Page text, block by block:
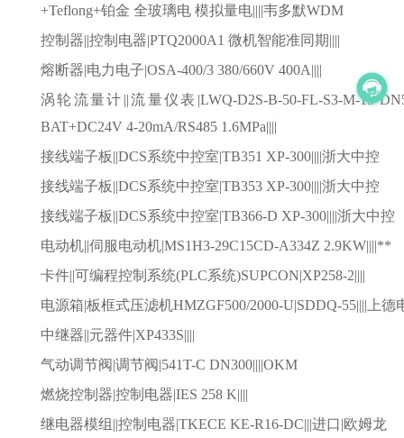
+Teflong+铂金 全玻璃电 模拟量电||||韦多默WDM
控制器||控制电器|PTQ2000A1 微机智能准同期||||
熔断器|电力电子|OSA-400/3 380/660V 400A||||
涡轮流量计 ||流量仪表|LWQ-D2S-B-50-FL-S3-M-15
BAT+DC24V 4-20mA/RS485 1.6MPa||||
接线端子板||DCS系统中控室|TB351 XP-300||||浙大中控
接线端子板||DCS系统中控室|TB353 XP-300||||浙大中控
接线端子板||DCS系统中控室|TB366-D XP-300||||浙大中控
电动机||伺服电动机|MS1H3-29C15CD-A334Z 2.9KW||||**
卡件||可编程控制系统(PLC系统)SUPCON|XP258-2||||
电源箱|板框式压滤机HMZGF500/2000-U|SDDQ-55||||上德
中继器||元器件|XP433S||||
气动调节阀|调节阀|541T-C DN300||||OKM
燃烧控制器|控制电器|IES 258 K||||
继电器模组 ||控制电器|TKECE KE-R16-DC|||进口|欧姆龙